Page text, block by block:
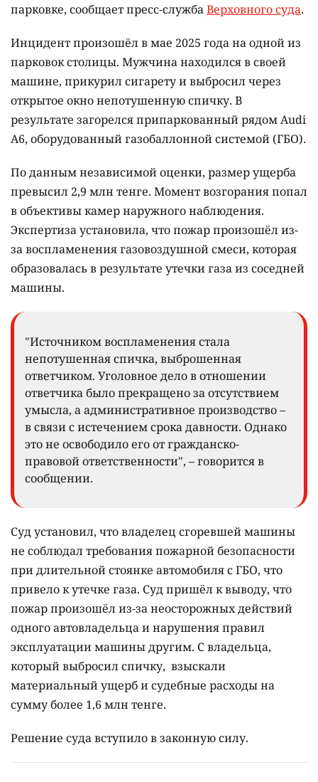
парковке, сообщает пресс-службаВерховного суда.
Инцидент произошёл в мае 2025 года на одной из
парковок столицы. Мужчина находился в своей
машине, прикурил сигарету и выбросил через
открытое окно непотушенную спичку. В
результате загорелся припаркованный рядом Audi
A6, оборудованный газобаллонной системой (ГБО).
По данным независимой оценки, размер ущерба
превысил 2,9 млн тенге. Момент возгорания попал
в объективы камер наружного наблюдения.
Экспертиза установила, что пожар произошёл из-
за воспламенения газовоздушной смеси, которая
образовалась в результате утечки газа из соседней
машины.
"Источником воспламенения стала
непотушенная спичка, выброшенная
ответчиком. Уголовное дело в отношении
ответчика было прекращено за отсутствием
умысла, а административное производство –
в связи с истечением срока давности. Однако
это не освободило его от гражданско-
правовой ответственности", – говорится в
сообщении.
Суд установил, что владелец сгоревшей машины
не соблюдал требования пожарной безопасности
при длительной стоянке автомобиля с ГБО, что
привело к утечке газа. Суд пришёл к выводу, что
пожар произошёл из-за неосторожных действий
одного автовладельца и нарушения правил
эксплуатации машины другим. С владельца,
который выбросил спичку, взыскали
материальный ущерб и судебные расходы на
сумму более 1,6 млн тенге.
Решение суда вступило в законную силу.